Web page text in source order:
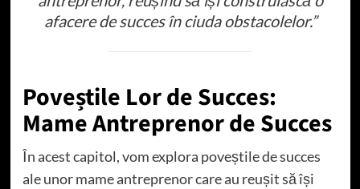
afacere de succes în ciuda obstacolelor.”
Poveștile Lor de Succes:
Mame Antreprenor de Succes
În acest capitol, vom explora poveștile de succes
ale unor mame antreprenor care au reușit să își